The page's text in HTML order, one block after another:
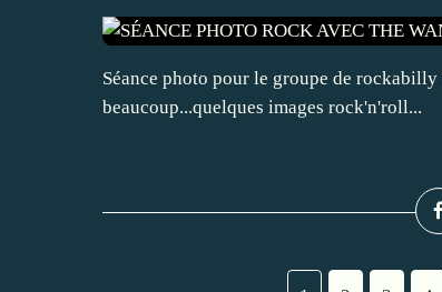
Séance photo pour le groupe de
beaucoup...quelques images rock'n'roll...